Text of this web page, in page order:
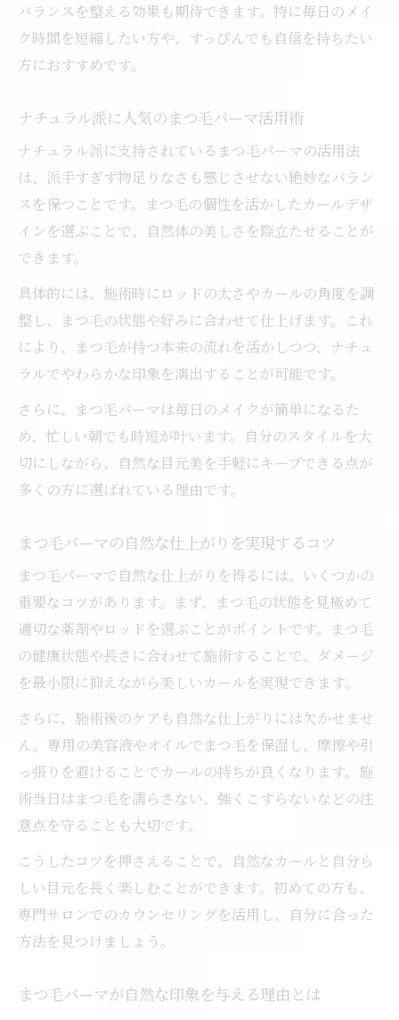
バランスを整える効果も期待できます。特に毎日のメイ
ク時間を短縮したい方や、すっぴんでも自信を持ちたい
方におすすめです。
ナチュラル派に人気のまつ毛パーマ活用術
ナチュラル派に支持されているまつ毛パーマの活用法
は、派手すぎず物足りなさも感じさせない絶妙なバラン
スを保つことです。まつ毛の個性を活かしたカールデザ
インを選ぶことで、自然体の美しさを際立たせることが
できます。
具体的には、施術時にロッドの太さやカールの角度を調
整し、まつ毛の状態や好みに合わせて仕上げます。これ
により、まつ毛が持つ本来の流れを活かしつつ、ナチュ
ラルでやわらかな印象を演出することが可能です。
さらに、まつ毛パーマは毎日のメイクが簡単になるた
め、忙しい朝でも時短が叶います。自分のスタイルを大
切にしながら、自然な目元美を手軽にキープできる点が
多くの方に選ばれている理由です。
まつ毛パーマの自然な仕上がりを実現するコツ
まつ毛パーマで自然な仕上がりを得るには、いくつかの
重要なコツがあります。まず、まつ毛の状態を見極めて
適切な薬剤やロッドを選ぶことがポイントです。まつ毛
の健康状態や長さに合わせて施術することで、ダメージ
を最小限に抑えながら美しいカールを実現できます。
さらに、施術後のケアも自然な仕上がりには欠かせませ
ん。専用の美容液やオイルでまつ毛を保湿し、摩擦や引
っ張りを避けることでカールの持ちが良くなります。施
術当日はまつ毛を濡らさない、強くこすらないなどの注
意点を守ることも大切です。
こうしたコツを押さえることで、自然なカールと自分ら
しい目元を長く楽しむことができます。初めての方も、
専門サロンでのカウンセリングを活用し、自分に合った
方法を見つけましょう。
まつ毛パーマが自然な印象を与える理由とは